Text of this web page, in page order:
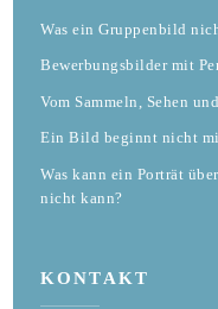
Was ein Gruppenbild
Bewerbungsbilder mit
Vom Sammeln, Sehen
Ein Bild beginnt nicht
Was kann ein Porträt
nicht kann?
KONTAKT